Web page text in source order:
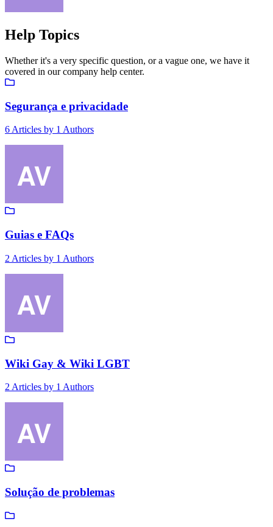
Help Topics
Whether it's a very specific question, or a vague one, we have it
covered in our company help center.
Segurança e privacidade
6 Articles by 1 Authors
Guias e FAQs
2 Articles by 1 Authors
Wiki Gay & Wiki LGBT
2 Articles by 1 Authors
Solução de problemas